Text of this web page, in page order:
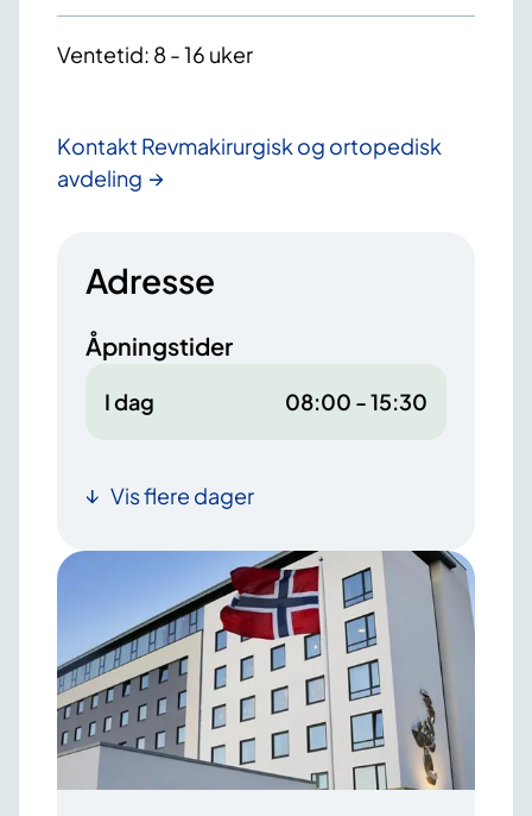
Ventetid: 8 - 16 uker
Kontakt Revmakirurgisk og ortopedisk
avdeling
Adresse
Åpningstider
I dag 08:00 - 15:30
Vis flere dager